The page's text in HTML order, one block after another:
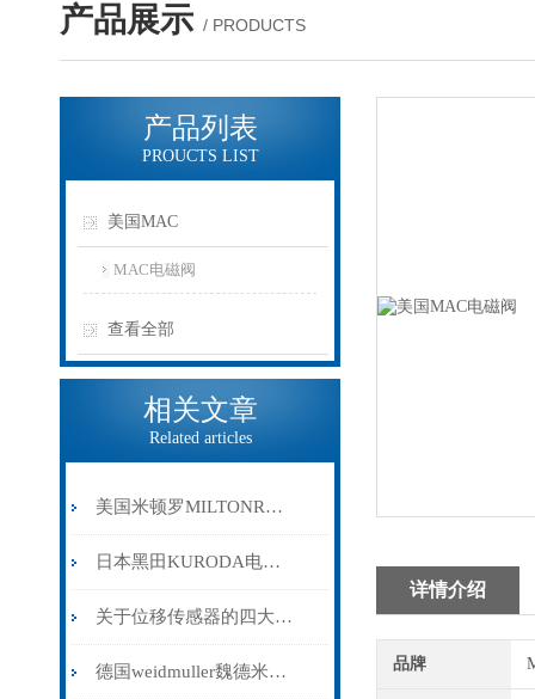
产品展示 / PRODUCTS
产品列表
PROUCTS LIST
美国MAC
MAC电磁阀
查看全部
相关文章
Related articles
美国米顿罗MILTONROY计量泵的特点和操作注意事项
日本黑田KURODA电磁阀的耐用性与高性能特点概述
关于位移传感器的四大功能一一介绍
德国weidmuller魏德米勒继电器应用范围
详情介绍
品牌